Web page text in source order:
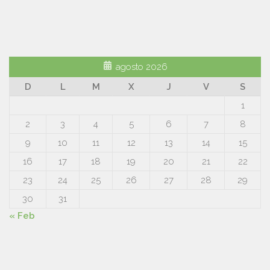
agosto 2026
D
L M X J V
S
1
2
3 4 5 6 7
8
9
10 11 12 13 14
15
16
17 18 19 20 21
22
23
24 25 26 27 28
29
30
31
« Feb